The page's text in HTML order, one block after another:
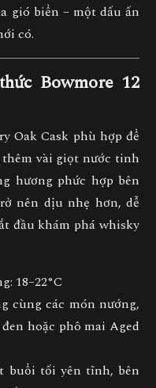
gió biển – một dấu ấn
có.
Bowmore 12
Oak Cask phù hợp để
vài giọt nước tinh
hương phức hợp bên
nên dịu nhẹ hơn, dễ
đầu khám phá whisky
18–22°C
cùng các món nướng,
hoặc phô mai Aged
buổi tối yên tĩnh, bên